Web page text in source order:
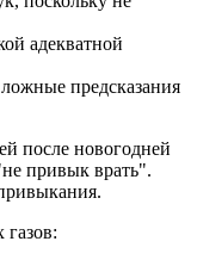
адекватной
предсказания
после новогодней
привык врать".